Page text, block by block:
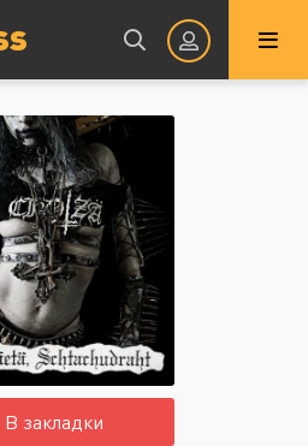
НА САЙТ
В закладки